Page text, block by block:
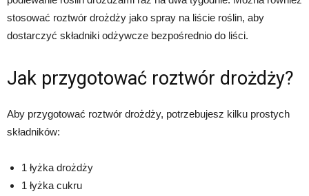
stosować roztwór drożdży jako spray na liście roślin, aby
dostarczyć składniki odżywcze bezpośrednio do liści.
Jak przygotować roztwór drożdży?
Aby przygotować roztwór drożdży, potrzebujesz kilku prostych
składników:
1 łyżka drożdży
1 łyżka cukru